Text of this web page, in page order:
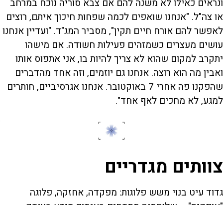
ונראים כאילו לא משנה להם אם צבא סוריה נוכח במרחב
או צה"ל. "אנחנו שואפים לכמה שפחות חיכוך איתם, רוצים
לאפשר להם אורח חיים תקין", מסביר המג"ד. "ועדיין אנחנו
עושים מעצרים כשמזהים פעילות חשודה. אם מישהו
יתקרב למקום שהוא לא צריך להיות בו, אני אתפוס אותו
ואבין מה הוא רוצה. אנחנו גם יוזמים, וזה אחד מהדברים
שהפקנו פה אחרי 7 באוקטובר. אנחנו אגרסיביים, חותרים
למגע, לא מחכים לאף אחד".
צוותים מגדריים
גדוד עיט בנוי משש פלוגות: מפקדה, אחזקה, פלוגה